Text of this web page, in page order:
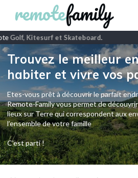
Golf, Kitesurf et Skateboard.
Trouvez le meilleur
habiter et vivre vos
Etes-vous prêt à découvrir le parfait
Remote-Family vous permet de
lieux sur Terre qui correspondent aux
l’ensemble de votre famille
C'est parti !